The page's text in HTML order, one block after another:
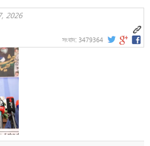
2026
সংবাদ: 3479364